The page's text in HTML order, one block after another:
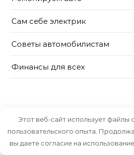
Сам себе электрик
Советы автомобилистам
Финансы для всех
Тема Graceful от
Этот веб-сайт использует файлы
пользовательского опыта.
вы даете согласие на